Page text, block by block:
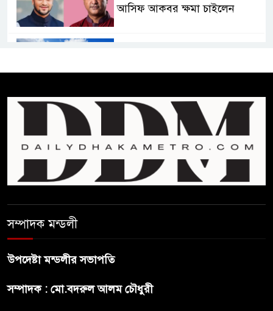
আসিফ আকবর ক্ষমা চাইলেন
প্রথম শ্রেণি ছাড়া অন্য সব শ্রেণিতে
হবে ভর্তি পরীক্ষা: শিক্ষা মন্ত্রণালয়
জনগনের অধিকার আদায়ে এসেছিঃ
জামাতের আমির
বন্ধুত্ব : ব্রেট লি
সম্পাদক মন্ডলী
উপদেষ্টা মন্ডলীর সভাপতি
সম্পাদক : মো.বদরুল আলম চৌধুরী